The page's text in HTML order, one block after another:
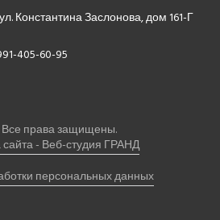
Константина Заслонова, дом 161-Г
405-60-95
права защищены.
сайта - Веб-студия ГРАНД
персональных данных